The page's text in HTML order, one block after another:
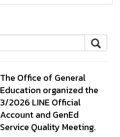
The Office of General
Education organized the
3/2026 LINE Official
Account and GenEd
Service Quality Meeting.